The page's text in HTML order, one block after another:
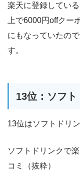
楽天に登録してい
上で6000円offクー
にもなっていたの
す。
13位：ソフト
13位はソフトドリ
ソフトドリンクで
コミ（抜粋）